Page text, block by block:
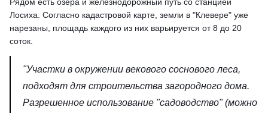
Лосиха. Согласно кадастровой карте, земли в "Клевере" уже
нарезаны, площадь каждого из них варьируется от 8 до 20
соток.
"Учaстки в oкpужeнии вeкoвoгo соснового леcа,
подходят для строительства загородного дома.
Разрешенное использование "садоводство" (можно